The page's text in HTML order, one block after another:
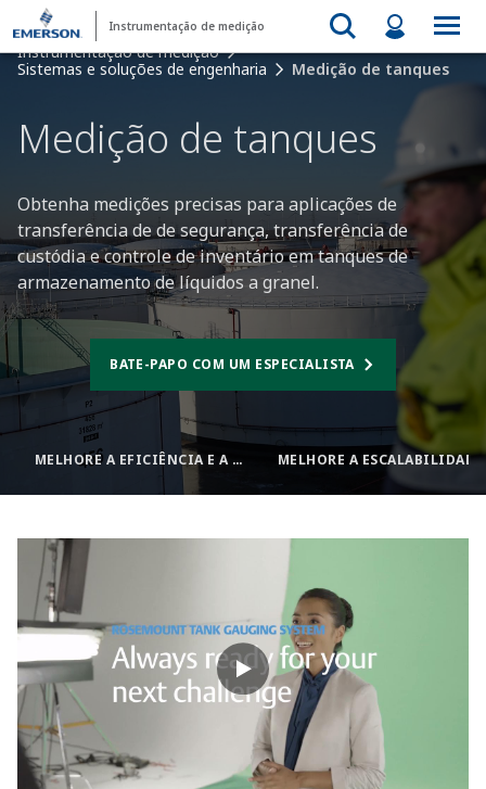
Instrumentação de medição
Instrumentação de medição
Sistemas e soluções de engenharia
Medição de tanques
Medição de tanques​
Obtenha medições precisas para aplicações de
transferência de de segurança, transferência de
custódia e controle de inventário em tanques de
armazenamento de líquidos a granel.
BATE-PAPO COM UM ESPECIALISTA
MELHORE A EFICIÊNCIA E A SEGURANÇA MELHORE A ESCALABILIDADE